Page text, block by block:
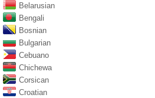
Belarusian
Bengali
Bosnian
Bulgarian
Cebuano
Chichewa
Corsican
Croatian